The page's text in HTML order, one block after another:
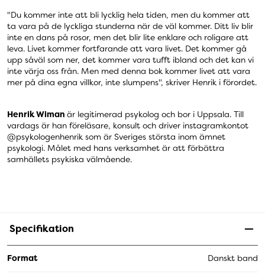
"Du kommer inte att bli lycklig hela tiden, men du kommer att
ta vara på de lyckliga stunderna när de väl kommer. Ditt liv blir
inte en dans på rosor, men det blir lite enklare och roligare att
leva. Livet kommer fortfarande att vara livet. Det kommer gå
upp såväl som ner, det kommer vara tufft ibland och det kan vi
inte värja oss från. Men med denna bok kommer livet att vara
mer på dina egna villkor, inte slumpens", skriver Henrik i förordet.
Henrik Wiman är legitimerad psykolog och bor i Uppsala. Till
vardags är han föreläsare, konsult och driver instagramkontot
@psykologenhenrik som är Sveriges största inom ämnet
psykologi. Målet med hans verksamhet är att förbättra
samhällets psykiska välmående.
Specifikation
Format Danskt band